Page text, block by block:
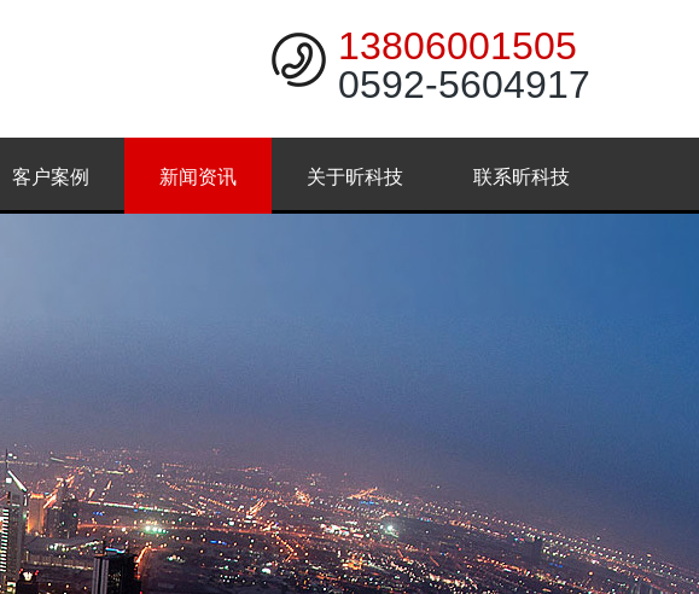
13806001505
0592-5604917
客户案例 新闻资讯 关于昕科技 联系昕科技